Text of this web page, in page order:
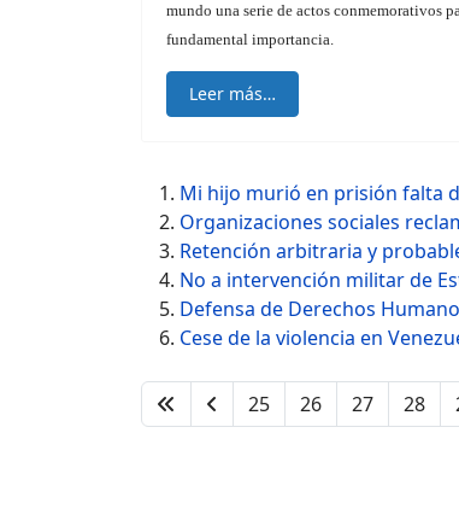
mundo una serie de actos conmemorativos
fundamental importancia.
Leer más…
Mi hijo murió en prisión falta
Organizaciones sociales
Retención arbitraria y
No a intervención militar de
Defensa de Derechos
Cese de la violencia en
25 26 27 28